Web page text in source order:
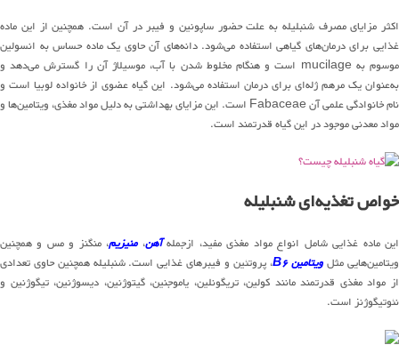
اکثر مزایای مصرف شنبلیله به علت حضور ساپونین و فیبر در آن است. همچنین از این ماده
غذایی برای درمان‌های گیاهی استفاده می‌شود. دانه‌های آن حاوی یک ماده حساس به انسولین
موسوم به mucilage است و هنگام مخلوط شدن با آب، موسیلاژ آن را گسترش می‌دهد و
به‌عنوان یک مرهم ژله‌ای برای درمان استفاده می‌شود. این گیاه عضوی از خانواده لوبیا است و
نام خانوادگی علمی آن Fabaceae است. این مزایای بهداشتی به دلیل مواد مغذی، ویتامین‌ها و
مواد معدنی موجود در این گیاه قدرتمند است.
خواص تغذیه‌ای شنبلیله
این ماده غذایی شامل انواع مواد مغذی مفید، ازجملهآهن،منیزیم، منگنز و مس و همچنین
ویتامین‌هایی مثلویتامین B6
، پروتئین و فیبرهای غذایی است. شنبلیله همچنین حاوی تعدادی
از مواد مغذی قدرتمند مانند کولین، تریگونلین، یاموجنین، گیتوژنین، دیسوژنین، تیگوژنین و
نئوتیگوژنز است.